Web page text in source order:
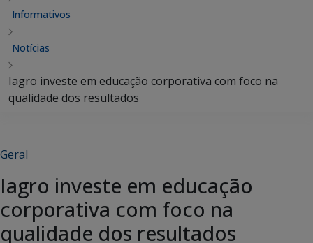
Informativos
Notícias
Iagro investe em educação corporativa com foco na
qualidade dos resultados
Geral
Iagro investe em educação
corporativa com foco na
qualidade dos resultados